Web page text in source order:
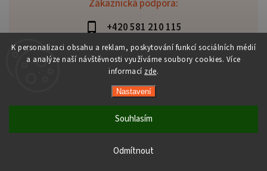
K personalizaci obsahu a reklam, poskytování funkcí sociálních médií
a analýze naší návštěvnosti využíváme soubory cookies. Více
informací zde.
Nastavení
Odmítnout
Souhlasím
Zákaznická podpora:
+420 581 210 115
info@davaztechnik.cz
Copyright 2026Daniš Davaztechnik. Všechna práva